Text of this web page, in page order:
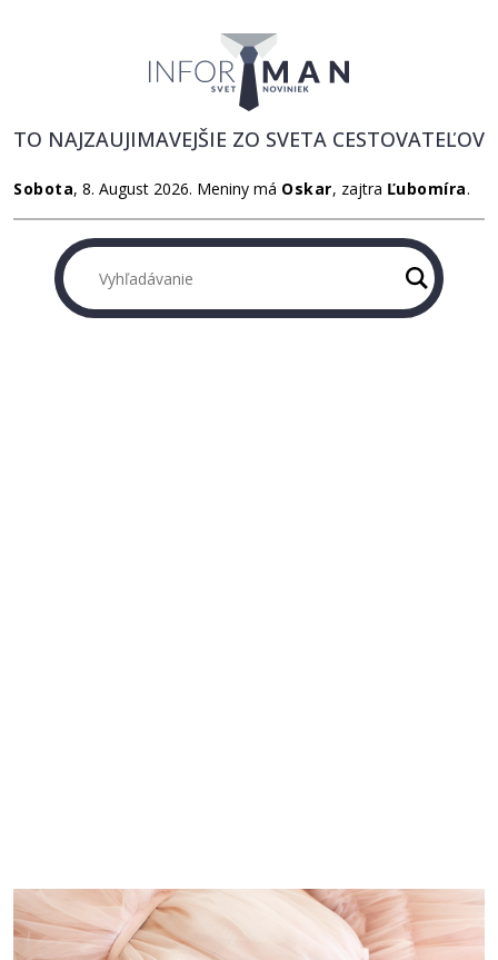
Sobota, 8. August 2026. Meniny má Oskar, zajtra Ľubomíra.
TO NAJZAUJIMAVEJŠIE ZO SVETA CESTOVATEĽOV